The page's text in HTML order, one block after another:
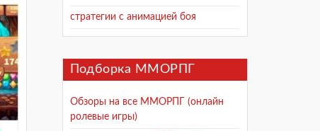
стратегии с анимацией боя
Подборка ММОРПГ
Обзоры на все ММОРПГ (онлайн
ролевые игры)